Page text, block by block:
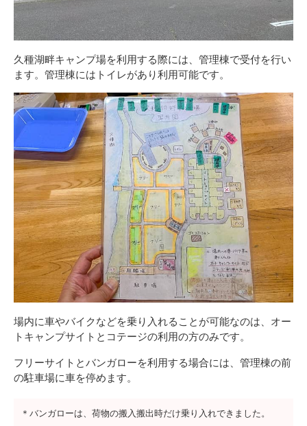
久種湖畔キャンプ場を利用する際には、管理棟で受付を行い
ます。管理棟にはトイレがあり利用可能です。
場内に車やバイクなどを乗り入れることが可能なのは、オー
トキャンプサイトとコテージの利用の方のみです。
フリーサイトとバンガローを利用する場合には、管理棟の前
の駐車場に車を停めます。
＊バンガローは、荷物の搬入搬出時だけ乗り入れできました。